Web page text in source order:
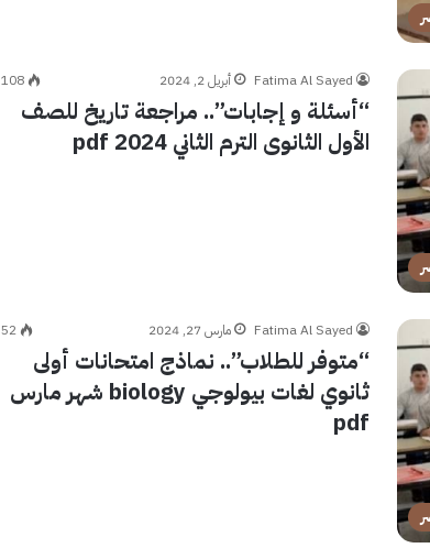
Fatima Al Sayed أبريل 2, 2024 108
“أسئلة و إجابات”.. مراجعة تاريخ للصف
الأول الثانوى الترم الثاني pdf 2024
Fatima Al Sayed مارس 27, 2024 52
“متوفر للطلاب”.. نماذج امتحانات أولى
ثانوي لغات بيولوجي biology شهر مارس
pdf